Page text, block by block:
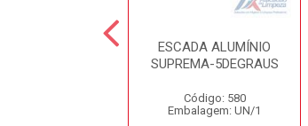
ESCADA ALUMÍNIO
SUPREMA-5DEGRAUS
Código: 580
Embalagem: UN/1